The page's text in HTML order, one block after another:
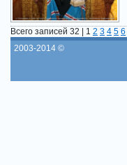
Всего записей 32 | 1 2 3 4 5 6
2003-2014 ©